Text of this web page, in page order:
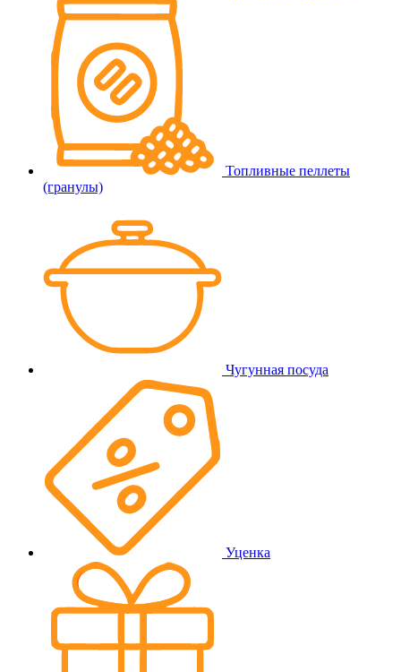
Топливные пеллеты
(гранулы)
Чугунная посуда
Уценка